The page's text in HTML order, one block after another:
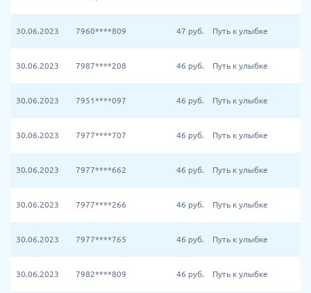
30.06.2023 7960****809 47 руб. Путь к улыбке
30.06.2023 7987****208 46 руб. Путь к улыбке
30.06.2023 7951****097 46 руб. Путь к улыбке
30.06.2023 7977****707 46 руб. Путь к улыбке
30.06.2023 7977****662 46 руб. Путь к улыбке
30.06.2023 7977****266 46 руб. Путь к улыбке
30.06.2023 7977****765 46 руб. Путь к улыбке
30.06.2023 7982****809 46 руб. Путь к улыбке